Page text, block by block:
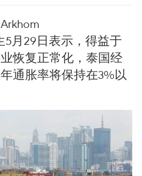
5月29日表示，得益于
恢复正常化，泰国经
通胀率将保持在3%以